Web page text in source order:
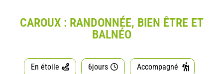
CAROUX : RANDONNÉE, BIEN ÊTRE ET
BALNÉO
En étoile 6jours
Accompagné